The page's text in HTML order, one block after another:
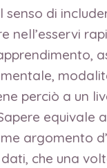
senso di
nell’esservi
perciò a un
equivale
argomento
che una